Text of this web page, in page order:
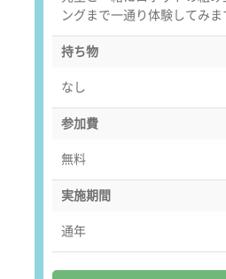
ングまで一通り体験してみま
持ち物
なし
参加費
無料
実施期間
通年